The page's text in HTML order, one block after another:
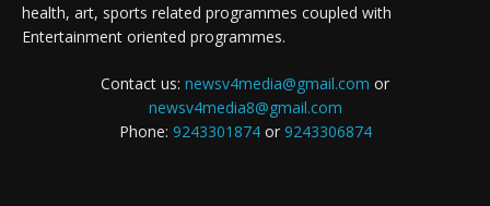
health, art, sports related programmes coupled with
Entertainment oriented programmes.
Contact us: newsv4media@gmail.com or
newsv4media8@gmail.com
Phone: 9243301874or 9243306874